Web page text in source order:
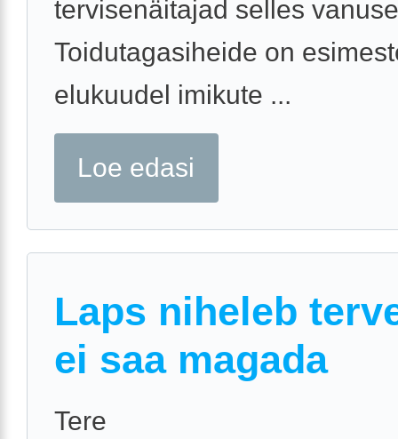
tervisenäitajad selles
Toidutagasiheide on
elukuudel imikute ...
Loe edasi
Laps niheleb
ei saa magada
Tere